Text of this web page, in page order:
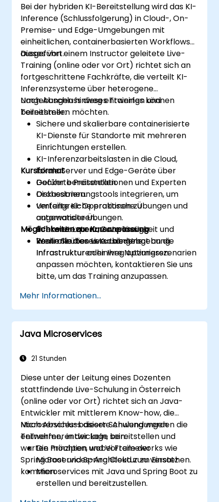
Bei der hybriden KI-Bereitstellung wird das KI-
Inference (Schlussfolgerung) in Cloud-, On-
Premise- und Edge-Umgebungen mit
einheitlichen, containerbasierten Workflows
ausgeführt.
Dieses von einem Instructor geleitete Live-
Training (online oder vor Ort) richtet sich an
fortgeschrittene Fachkräfte, die verteilt KI-
Inferenzsysteme über heterogene
Umgebungen hinweg entwerfen und
bereitstellen möchten.
Nach Abschluss dieses Trainings können
Teilnehmer:
Sichere und skalierbare containerisierte
KI-Dienste für Standorte mit mehreren
Einrichtungen erstellen.
KI-Inferenzarbeitslasten in die Cloud,
lokale Server und Edge-Geräte über
Docker bereitstellen.
Orchestrierungstools integrieren, um
verteilte KI-Operationen zu
automatisieren.
Inferenz-Latenz, Zuverlässigkeit und
Resilienz über verschiedene
Infrastrukturen hinweg optimieren.
Kursformat
Geführte Präsentationen und Experten
Diskussionen.
Umfangreiche praktische Übungen und
angewandte Übungen.
Echtweltexperimente in einer
kontrollierten Live-Lab-Umgebung.
Möglichkeiten zur Kursanpassung
Wenn Sie dieses Kursangebot an die
Infrastruktur oder Ihre Nutzungsszenarien
anpassen möchten, kontaktieren Sie uns
bitte, um das Training anzupassen.
Mehr Informationen...
Java Microservices
21 Stunden
Diese unter der Leitung eines Dozenten
stattfindende Live-Schulung in Österreich
(online oder vor Ort) richtet sich an Java-
Entwickler mit mittlerem Know-how, die
Microservices-basierte Anwendungen
entwerfen, entwickeln, bereitstellen und
warten möchten, wobei Frameworks wie
Spring Boot und Spring Cloud zum Einsatz
kommen.
Nach Abschluss dieser Schulung werden die
Teilnehmer in der Lage sein:
Die Prinzipien und Vorteile der
Microservices-Architektur zu verstehen.
Microservices mit Java und Spring Boot zu
erstellen und bereitzustellen.